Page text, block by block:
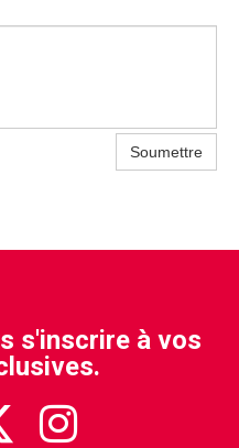
Soumettre
s'inscrire à vos
